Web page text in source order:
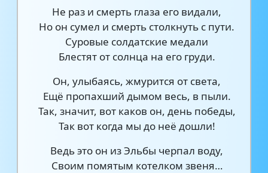
Не раз и смерть глаза его видали,
Но он сумел и смерть столкнуть с пути.
Суровые солдатские медали
Блестят от солнца на его груди.
Он, улыбаясь, жмурится от света,
Ещё пропахший дымом весь, в пыли.
Так, значит, вот каков он, день победы,
Так вот когда мы до неё дошли!
Ведь это он из Эльбы черпал воду,
Своим помятым котелком звеня…